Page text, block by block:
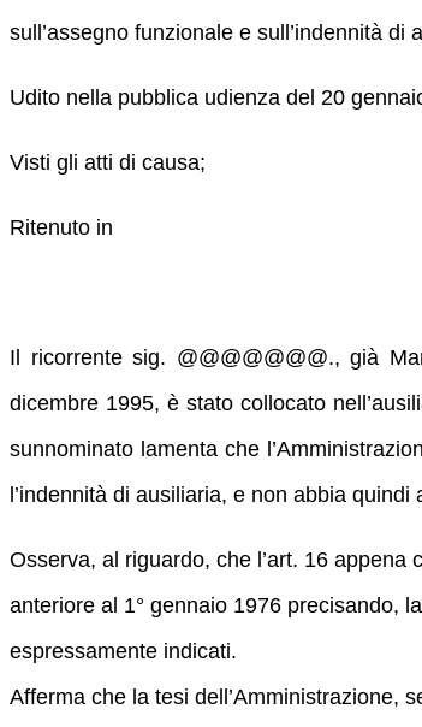
sull’assegno funzionale e sull’indennità di
Udito nella pubblica udienza del 20
Visti gli atti di causa;
Ritenuto in
Il ricorrente sig. @@@@@@@., già
dicembre 1995, è stato collocato
sunnominato lamenta che
l’indennità di ausiliaria, e non abbia
Osserva, al riguardo, che l’art. 16
anteriore al 1° gennaio 1976 precisando,
espressamente indicati.
Afferma che la tesi dell’Amministrazione,